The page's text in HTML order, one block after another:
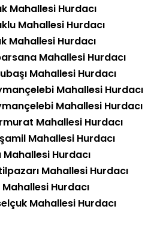
Mahallesi Hurdacı
Mahallesi Hurdacı
Mahallesi Hurdacı
Mahallesi Hurdacı
Mahallesi Hurdacı
Mahallesi Hurdacı
Mahallesi Hurdacı
Mahallesi Hurdacı
Mahallesi Hurdacı
Hurdacı
Mahallesi Hurdacı
Mahallesi Hurdacı
Mahallesi Hurdacı